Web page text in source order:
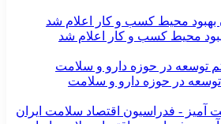
محیط کسب و کار اعلام شد
توسعه در حوزه دارو و سلامت